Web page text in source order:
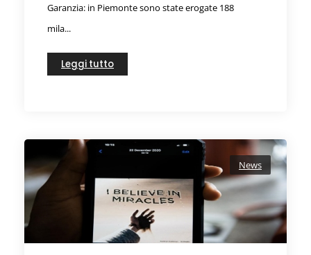
Garanzia: in Piemonte sono state erogate 188
mila...
Leggi tutto
News